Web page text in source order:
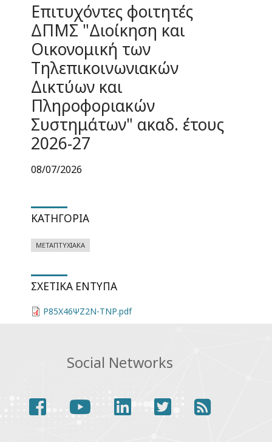
Επιτυχόντες φοιτητές
ΔΠΜΣ "Διοίκηση και
Οικονομική των
Τηλεπικοινωνιακών
Δικτύων και
Πληροφοριακών
Συστημάτων" ακαδ. έτους
2026-27
08/07/2026
ΚΑΤΗΓΟΡΊΑ
ΜΕΤΑΠΤΥΧΙΑΚΆ
ΣΧΕΤΙΚΆ ΈΝΤΥΠΑ
Ρ85Χ46ΨΖ2Ν-ΤΝΡ.pdf
Social Networks
facebookyoutubelinkedin
twitterrss